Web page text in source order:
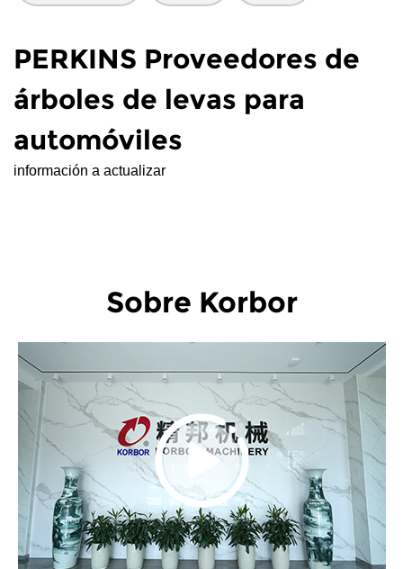
PERKINS Proveedores de
árboles de levas para
automóviles
información a actualizar
Sobre Korbor